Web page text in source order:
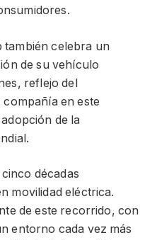
también celebra un
de su vehículo
reflejo del
en este
de la
décadas
movilidad eléctrica.
de este recorrido, con
entorno cada vez más